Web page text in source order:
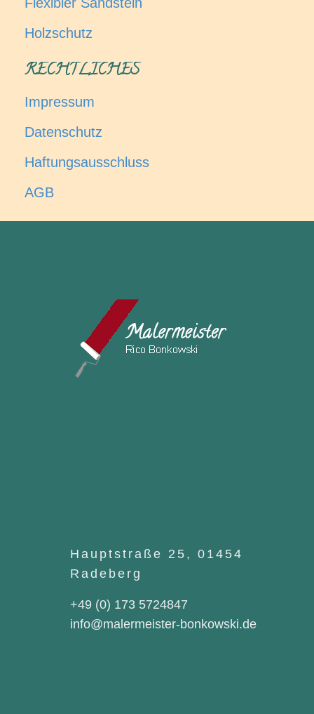
Holzschutz
RECHTLICHES
Impressum
Datenschutz
Haftungsausschluss
AGB
Hauptstraße 25, 01454
Radeberg
+49 (0) 173 5724847
info@malermeister-bonkowski.de